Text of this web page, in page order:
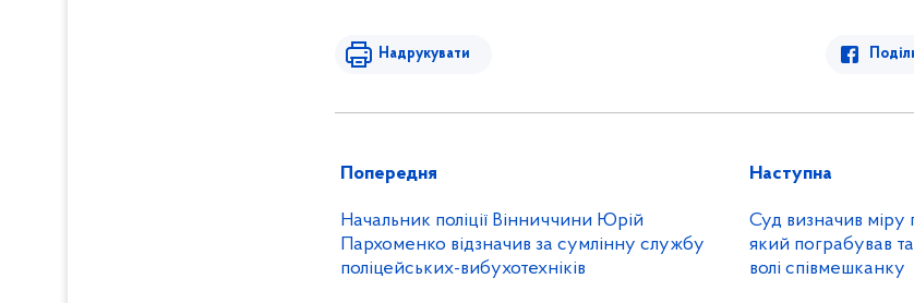
Надрукувати
Попередня
Начальник поліції Вінниччини Юрій
Пархоменко відзначив за сумлінну службу
поліцейських-вибухотехніків
Наступна
Суд визначив міру
який пограбував
волі співмешканку